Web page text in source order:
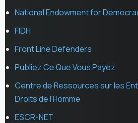
National Endowment for
FIDH
Front Line Defenders
Publiez Ce Que Vous Payez
Centre de Ressources sur les
Droits de l’Homme
ESCR-NET